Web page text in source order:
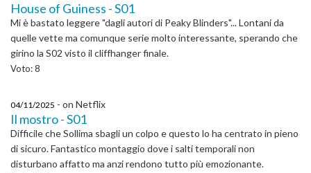
House of Guiness - S01
Mi è bastato leggere "dagli autori di Peaky Blinders"... Lontani da
quelle vette ma comunque serie molto interessante, sperando che
girino la S02 visto il cliffhanger finale.
Voto: 8
04/11/2025 - on Netflix
Il mostro - S01
Difficile che Sollima sbagli un colpo e questo lo ha centrato in pieno
di sicuro. Fantastico montaggio dove i salti temporali non
disturbano affatto ma anzi rendono tutto più emozionante.